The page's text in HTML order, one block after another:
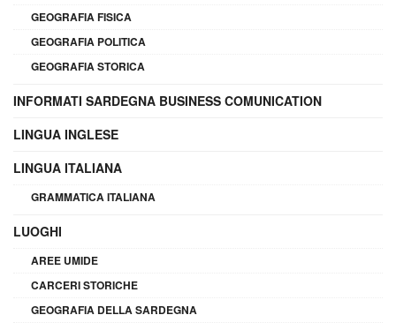
GEOGRAFIA FISICA
GEOGRAFIA POLITICA
GEOGRAFIA STORICA
INFORMATI SARDEGNA BUSINESS COMUNICATION
LINGUA INGLESE
LINGUA ITALIANA
GRAMMATICA ITALIANA
LUOGHI
AREE UMIDE
CARCERI STORICHE
GEOGRAFIA DELLA SARDEGNA